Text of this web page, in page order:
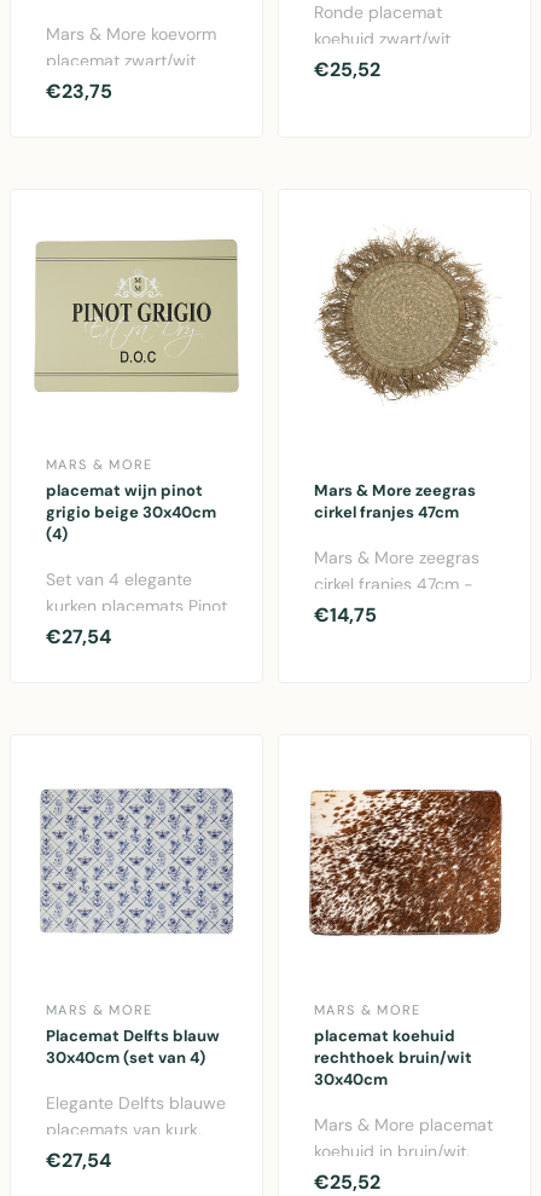
Mars & More koevorm
placemat zwart/wit
van vachten, 30x48cm
€23,75
Ronde placemat
koehuid zwart/wit
Ø38cm van Mars &
€25,52
MARS & MORE
placemat wijn pinot
grigio beige 30x40cm
(4)
Set van 4 elegante
kurken placemats Pinot
Grigio in beige.
€27,54
Mars & More zeegras
cirkel franjes 47cm
Mars & More zeegras
cirkel franjes 47cm -
decoratieve wandplaat
€14,75
MARS & MORE
Placemat Delfts blauw
30x40cm (set van 4)
Elegante Delfts blauwe
placemats van kurk.
Set van 4 stuks, elk
€27,54
MARS & MORE
placemat koehuid
rechthoek bruin/wit
30x40cm
Mars & More placemat
koehuid in bruin/wit.
Authentieke vachten
€25,52